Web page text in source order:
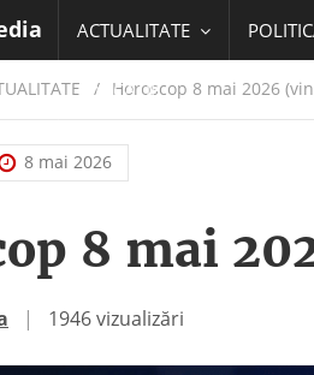
ACTUALITATE
EDUCATIE
/ Horoscop 8 mai 2026
8 mai 2026
8 mai
| 1946 vizualizări